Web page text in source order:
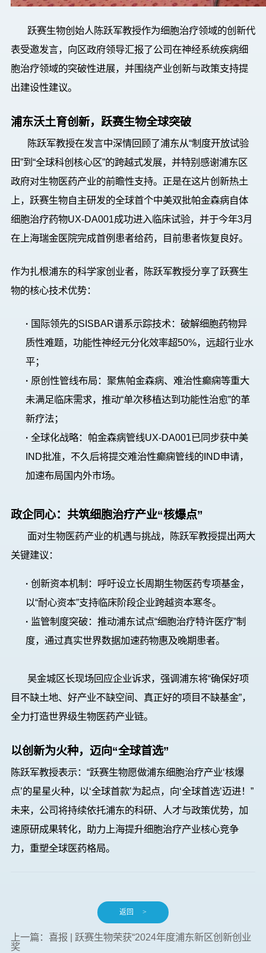
跃赛生物创始人陈跃军教授作为细胞治疗领域的创新代
表受邀发言，向区政府领导汇报了公司在神经系统疾病细
胞治疗领域的突破性进展，并围绕产业创新与政策支持提
出建设性建议。
浦东沃土育创新，跃赛生物全球突破
陈跃军教授在发言中深情回顾了浦东从“制度开放试验
田”到 “全球科创核心区”的跨越式发展，并特别感谢浦东区
政府对生物医药产业的前瞻性支持。正是在这片创新热土
上，跃赛生物自主研发的全球首个中美双批帕金森病自体
细胞治疗药物UX-DA001成功进入临床试验，并于今年3月
在上海瑞金医院完成首例患者给药，目前患者恢复良好。
作为扎根浦东的科学家创业者，陈跃军教授分享了跃赛生
物的核心技术优势：
· 国际领先的SISBAR谱系示踪技术：破解细胞药物异
质性难题，功能性神经元分化效率超50%，远超行业水
平；
· 原创性管线布局 ：聚焦帕金森病、难治性癫痫等重大
未满足临床需求，推动“单次移植达到 功能性治愈”的革
新疗法；
· 全球化战略：帕金森病管线UX-DA001已同步获中美
IND批准， 不久后将提交难治性癫痫管线的IND申请，
加速布局国内外市场。
政企同心：共筑细胞治疗产业“核爆点”
面对生物医药产业的机遇与挑战，陈跃军教授提出两大
关键建议：
· 创新资本机制 ：呼吁设立长周期生物医药专项基金，
以“耐心资本”支持临床阶段企业跨越资本寒冬。
· 监管制度突破：推动浦东试点“细胞治疗特许医疗”制
度，通过真实世界数据加速药物惠及晚期患者。
吴金城区长现场回应企业诉求，强调浦东将“确保好项
目不缺土地、好产业不缺空间、真正好的项目不缺基金”，
全力打造世界级生物医药产业链。
以创新为火种，迈向“全球首选”
陈跃军教授表示： “跃赛生物愿做浦东细胞治疗产业‘核爆
点’的星星火种，以‘全球首款’为起点，向‘全球首选’迈进！ ”
未来，公司将持续依托浦东的科研、人才与政策优势，加
速原研成果转化，助力上海提升细胞治疗产业核心竞争
力，重塑全球医药格局。
返回 >
上一篇：喜报 | 跃赛生物荣获“2024年度浦东新区创新创业
奖